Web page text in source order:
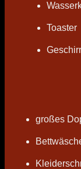
Toaster
großes